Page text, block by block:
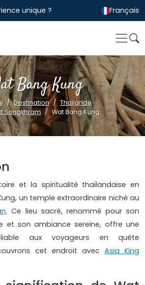
unique ? Français
Bang Kung
Destination
Thailande
Songkhram
Wat Bang Kung
et la spiritualité thaïlandaise en
un temple extraordinaire niché au
. Ce lieu sacré, renommé pour son
et son ambiance sereine, offre une
aux voyageurs en quête
cet endroit avec Asia King